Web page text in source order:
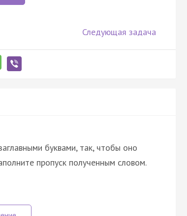
Следующая задача
буквами, так, чтобы оно
пропуск полученным словом.